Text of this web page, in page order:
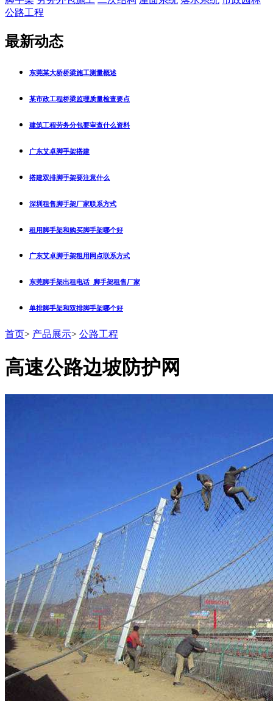
公路工程
最新动态
东莞某大桥桥梁施工测量概述
某市政工程桥梁监理质量检查要点
建筑工程劳务分包要审查什么资料
广东艾卓脚手架搭建
搭建双排脚手架要注意什么
深圳租售脚手架厂家联系方式
租用脚手架和购买脚手架哪个好
广东艾卓脚手架租用网点联系方式
东莞脚手架出租电话_脚手架租售厂家
单排脚手架和双排脚手架哪个好
首页> 产品展示> 公路工程
高速公路边坡防护网